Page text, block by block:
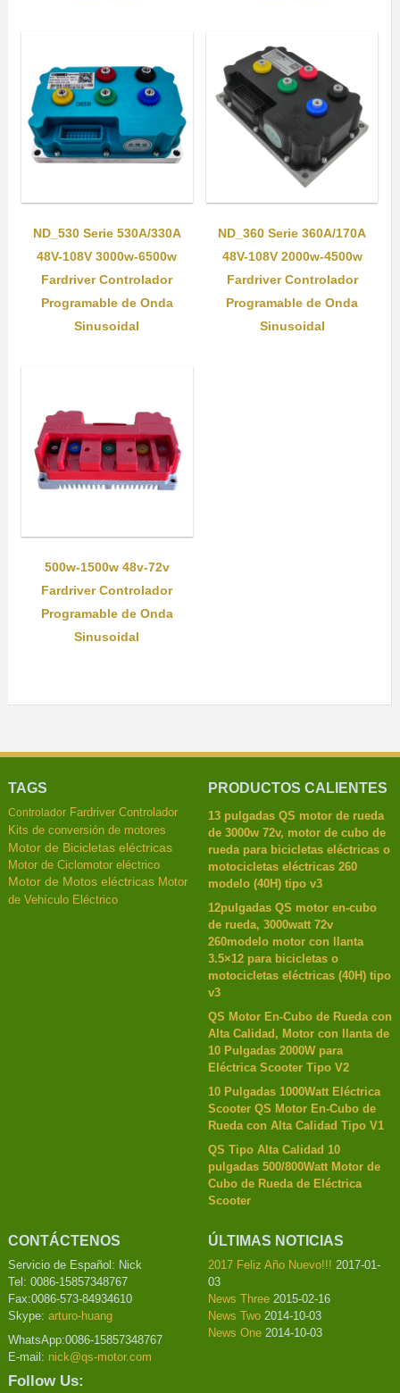
ND_530 Serie 530A/330A
48V-108V 3000w-6500w
Fardriver Controlador
Programable de Onda
Sinusoidal
ND_360 Serie 360A/170A
48V-108V 2000w-4500w
Fardriver Controlador
Programable de Onda
Sinusoidal
500w-1500w 48v-72v
Fardriver Controlador
Programable de Onda
Sinusoidal
TAGS
Controlador Fardriver Controlador
Kits de conversión de motores
Motor de Bicicletas eléctricas
Motor de Ciclomotor eléctrico
Motor de Motos eléctricas Motor
de Vehículo Eléctrico
PRODUCTOS CALIENTES
13 pulgadas QS motor de rueda
de 3000w 72v, motor de cubo de
rueda para bicicletas eléctricas o
motocicletas eléctricas 260
modelo (40H) tipo v3
12pulgadas QS motor en-cubo
de rueda, 3000watt 72v
260modelo motor con llanta
3.5×12 para bicicletas o
motocicletas eléctricas (40H) tipo
v3
QS Motor En-Cubo de Rueda con
Alta Calidad, Motor con llanta de
10 Pulgadas 2000W para
Eléctrica Scooter Tipo V2
10 Pulgadas 1000Watt Eléctrica
Scooter QS Motor En-Cubo de
Rueda con Alta Calidad Tipo V1
QS Tipo Alta Calidad 10
pulgadas 500/800Watt Motor de
Cubo de Rueda de Eléctrica
Scooter
CONTÁCTENOS
Servicio de Español: Nick
Tel: 0086-15857348767
Fax:0086-573-84934610
Skype: arturo-huang
WhatsApp:0086-15857348767
E-mail: nick@qs-motor.com
Follow Us:
ÚLTIMAS NOTICIAS
2017 Feliz Año Nuevo!!! 2017-01-
03
News Three 2015-02-16
News Two 2014-10-03
News One 2014-10-03